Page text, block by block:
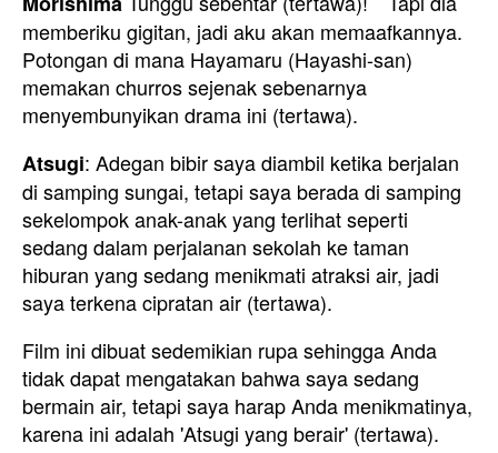
memberiku gigitan, jadi aku akan memaafkannya.
Potongan di mana Hayamaru (Hayashi-san)
memakan churros sejenak sebenarnya
menyembunyikan drama ini (tertawa).
Atsugi: Adegan bibir saya diambil ketika berjalan
di samping sungai, tetapi saya berada di samping
sekelompok anak-anak yang terlihat seperti
sedang dalam perjalanan sekolah ke taman
hiburan yang sedang menikmati atraksi air, jadi
saya terkena cipratan air (tertawa).
Film ini dibuat sedemikian rupa sehingga Anda
tidak dapat mengatakan bahwa saya sedang
bermain air, tetapi saya harap Anda menikmatinya,
karena ini adalah 'Atsugi yang berair' (tertawa).